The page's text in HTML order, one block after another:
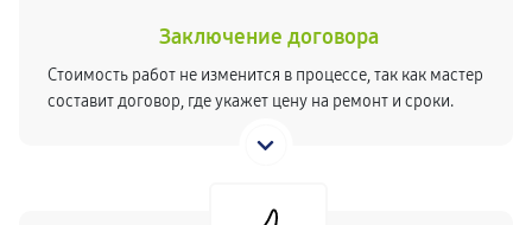
Заключение договора
Стоимость работ не изменится в процессе, так как мастер
составит договор, где укажет цену на ремонт и сроки.